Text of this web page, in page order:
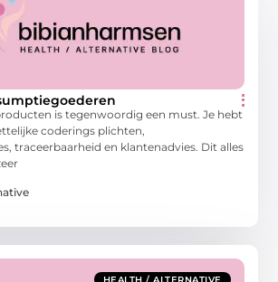
is tegenwoordig een must. Je hebt
coderings plichten,
traceerbaarheid en klantenadvies. Dit alles